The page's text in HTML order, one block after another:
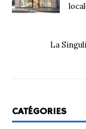
La
CATÉGORIES